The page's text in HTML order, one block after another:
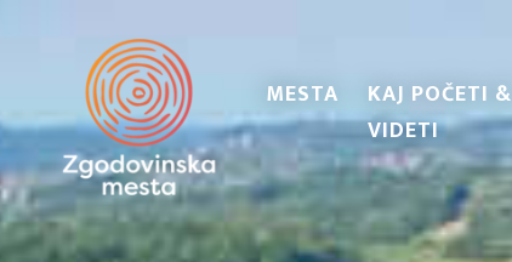
MESTA
KAJ POČETI &
VIDETI